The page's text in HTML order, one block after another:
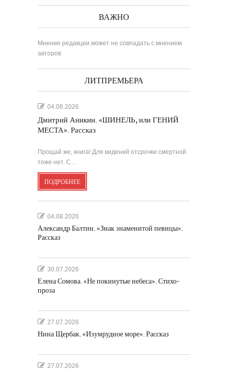
ВАЖНО
Мнение редакции может не совпадать с мнением
авторов
ЛИТПРЕМЬЕРА
04.08.2026
Дмитрий Аникин. «ШИНЕЛЬ, или ГЕНИЙ
МЕСТА». Рассказ
Прощай же, книга! Для видений отсрочки смертной
тоже нет. С…
ПОДРОБНЕЕ
04.08.2026
Александр Балтин. «Знак знаменитой певицы».
Рассказ
30.07.2026
Елена Сомова. «Не покинутые небеса». Стихо-
проза
27.07.2026
Нина Щербак. «Изумрудное море». Рассказ
27.07.2026